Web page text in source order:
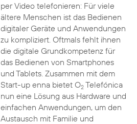
per Video telefonieren: Für viele
ältere Menschen ist das Bedienen
digitaler Geräte und Anwendungen
zu kompliziert. Oftmals fehlt ihnen
die digitale Grundkompetenz für
das Bedienen von Smartphones
und Tablets. Zusammen mit dem
Start-up enna bietet O2Telefónica
nun eine Lösung aus Hardware und
einfachen Anwendungen, um den
Austausch mit Familie und